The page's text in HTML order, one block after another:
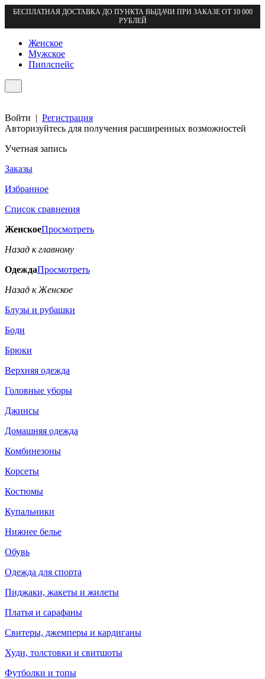
БЕСПЛАТНАЯ ДОСТАВКА ДО ПУНКТА ВЫДАЧИ ПРИ ЗАКАЗЕ ОТ 10 000
РУБЛЕЙ
Женское
Мужское
Пиплспейс
Войти | Регистрация
Авторизуйтесь для получения расширенных возможностей
Учетная запись
Заказы
Избранное
Список сравнения
ЖенскоеПросмотреть
Назад к главному
ОдеждаПросмотреть
Назад к Женское
Блузы и рубашки
Боди
Брюки
Верхняя одежда
Головные уборы
Джинсы
Домашняя одежда
Комбинезоны
Корсеты
Костюмы
Купальники
Нижнее белье
Обувь
Одежда для спорта
Пиджаки, жакеты и жилеты
Платья и сарафаны
Свитеры, джемперы и кардиганы
Худи, толстовки и свитшоты
Футболки и топы